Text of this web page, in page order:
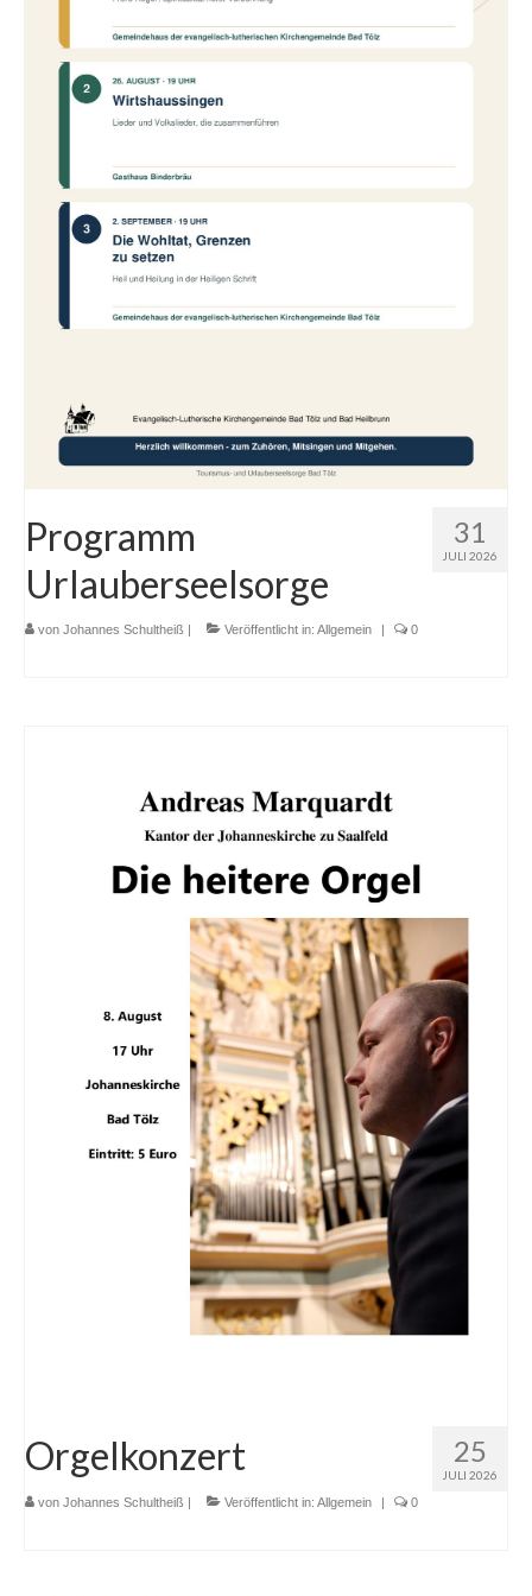
Gemeinde
Mitarbeitende
Pfarrbüro
KantorIn
Kita-Träger-Assistenz
Soziale Beratung
Kirchenvorstand
Ausschüsse, Arbeitskreise und
Beauftragungen
Christuskirche Bad Heilbrunn
Karte der Ortsteile
Dekanat Bad Tölz
Evang. Erwachsenenbildung Oberland
Evang.-Luth. Kirche in Bayern
Evang. Kirche in Deutschland
Männerchor
Projektchor für Frauen
31
JULI 2026
Programm
Urlauberseelsorge
von Johannes Schultheiß | Veröffentlicht in: Allgemein | 0
25
JULI 2026
Orgelkonzert
von Johannes Schultheiß | Veröffentlicht in: Allgemein | 0